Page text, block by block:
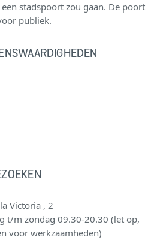
stadspoort zou gaan. De poort
publiek.
Victoria , 2
t/m zondag 09.30-20.30 (let op,
voor werkzaamheden)